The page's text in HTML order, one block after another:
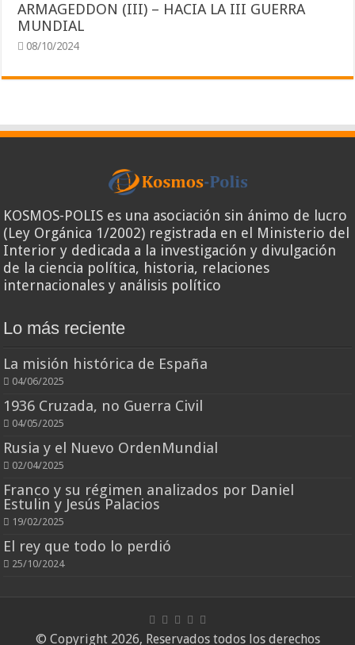
ARMAGEDDON (III) – HACIA LA III GUERRA
MUNDIAL
08/10/2024
KOSMOS-POLIS es una asociación sin ánimo de lucro
(Ley Orgánica 1/2002) registrada en el Ministerio del
Interior y dedicada a la investigación y divulgación
de la ciencia política, historia, relaciones
internacionales y análisis político
Lo más reciente
La misión histórica de España
04/06/2025
1936 Cruzada, no Guerra Civil
04/05/2025
Rusia y el Nuevo OrdenMundial
02/04/2025
Franco y su régimen analizados por Daniel
Estulin y Jesús Palacios
19/02/2025
El rey que todo lo perdió
25/10/2024
© Copyright 2026, Reservados todos los derechos